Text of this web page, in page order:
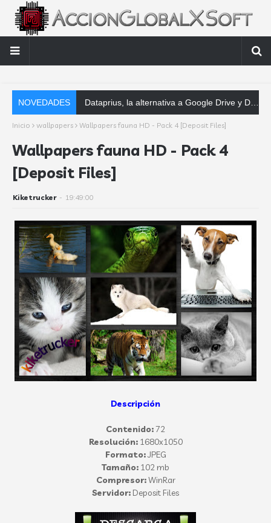
NOVEDADES Dataprius, la alternativa a Google Drive y Dropbox que las empresas deberían conocer
Inicio wallpapers Wallpapers fauna HD - Pack 4 [Deposit Files]
Wallpapers fauna HD - Pack 4
[Deposit Files]
Kiketrucker - 19:49:00
Descripción
Contenido:72
Resolución:1680x1050
Formato:JPEG
Tamaño: 102 mb
Compresor:WinRar
Servidor: Deposit Files